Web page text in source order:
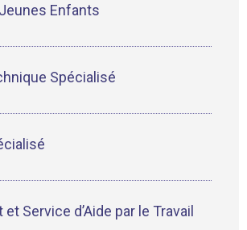
Enfants
Spécialisé
Service d’Aide par le Travail